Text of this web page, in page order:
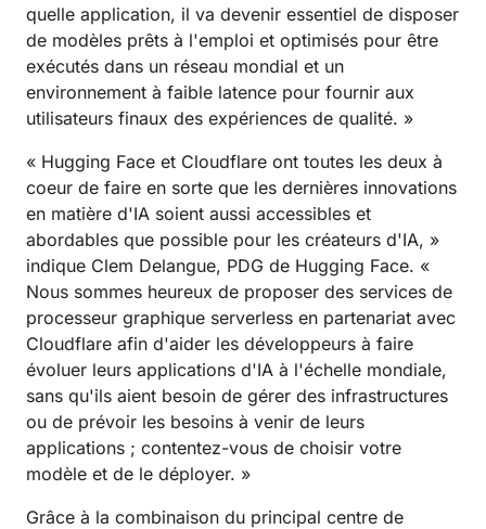
quelle application, il va devenir essentiel de disposer
de modèles prêts à l'emploi et optimisés pour être
exécutés dans un réseau mondial et un
environnement à faible latence pour fournir aux
utilisateurs finaux des expériences de qualité. »
« Hugging Face et Cloudflare ont toutes les deux à
coeur de faire en sorte que les dernières innovations
en matière d'IA soient aussi accessibles et
abordables que possible pour les créateurs d'IA, »
indique Clem Delangue, PDG de Hugging Face. «
Nous sommes heureux de proposer des services de
processeur graphique serverless en partenariat avec
Cloudflare afin d'aider les développeurs à faire
évoluer leurs applications d'IA à l'échelle mondiale,
sans qu'ils aient besoin de gérer des infrastructures
ou de prévoir les besoins à venir de leurs
applications ; contentez-vous de choisir votre
modèle et de le déployer. »
Grâce à la combinaison du principal centre de